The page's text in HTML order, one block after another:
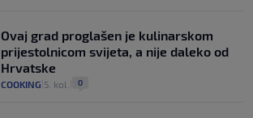
Ovaj grad proglašen je kulinarskom
prijestolnicom svijeta, a nije daleko od
Hrvatske
COOKING 5. kol. 0